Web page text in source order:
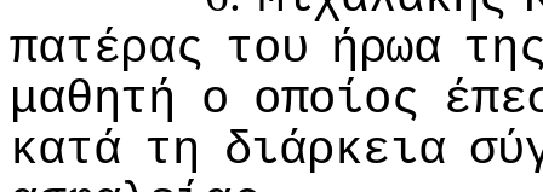
πατέρας τoυ ήρωα
μαθητή o oπoίoς
κατά τη διάρκεια